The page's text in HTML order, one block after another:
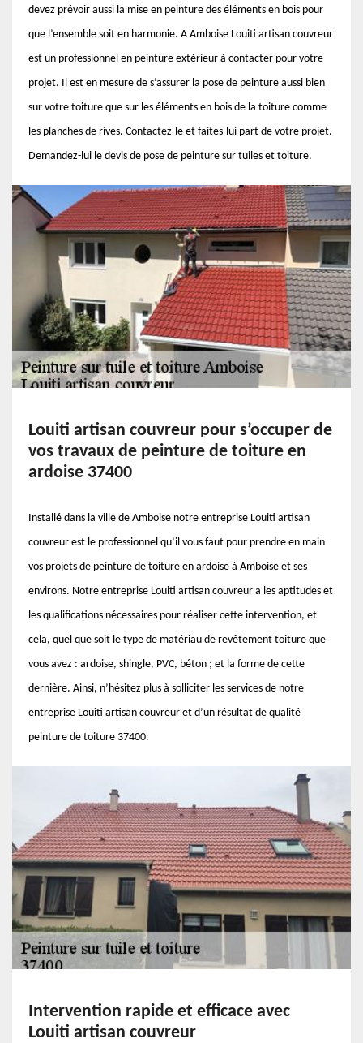
devez prévoir aussi la mise en peinture des éléments en bois pour
que l’ensemble soit en harmonie. A Amboise Louiti artisan couvreur
est un professionnel en peinture extérieur à contacter pour votre
projet. Il est en mesure de s’assurer la pose de peinture aussi bien
sur votre toiture que sur les éléments en bois de la toiture comme
les planches de rives. Contactez-le et faites-lui part de votre projet.
Demandez-lui le devis de pose de peinture sur tuiles et toiture.
Louiti artisan couvreur pour s’occuper de
vos travaux de peinture de toiture en
ardoise 37400
Installé dans la ville de Amboise notre entreprise Louiti artisan
couvreur est le professionnel qu’il vous faut pour prendre en main
vos projets de peinture de toiture en ardoise à Amboise et ses
environs. Notre entreprise Louiti artisan couvreur a les aptitudes et
les qualifications nécessaires pour réaliser cette intervention, et
cela, quel que soit le type de matériau de revêtement toiture que
vous avez : ardoise, shingle, PVC, béton ; et la forme de cette
dernière. Ainsi, n’hésitez plus à solliciter les services de notre
entreprise Louiti artisan couvreur et d’un résultat de qualité
peinture de toiture 37400.
Intervention rapide et efficace avec
Louiti artisan couvreur